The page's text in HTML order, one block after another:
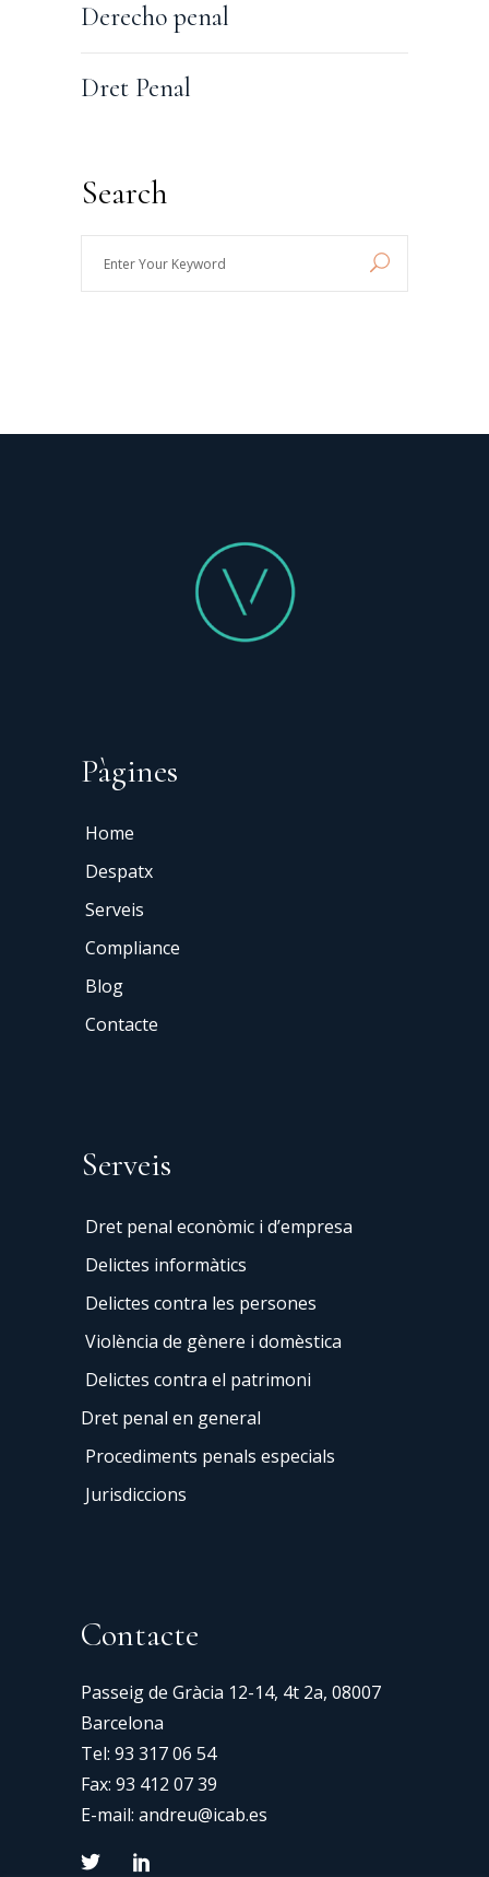
Derecho penal
Dret Penal
Search
Your
Pàgines
Home
Despatx
Serveis
Compliance
Blog
Contacte
Serveis
Dret penal econòmic i d’empresa
Delictes informàtics
Delictes contra les persones
Violència de gènere i domèstica
Delictes contra el patrimoni
Dret penal en general
Procediments penals especials
Jurisdiccions
Contacte
Passeig de Gràcia 12-14, 4t 2a, 08007
Barcelona
Tel: 93 317 06 54
Fax: 93 412 07 39
E-mail: andreu@icab.es